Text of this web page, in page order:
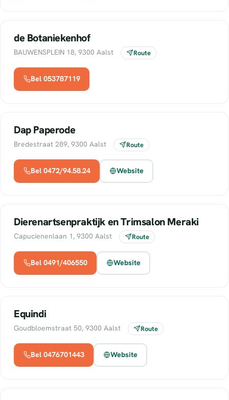
de Botaniekenhof
BAUWENSPLEIN 18, 9300 Aalst Route
Bel 053787119
Dap Paperode
Bredestraat 289, 9300 Aalst Route
Bel 0472/94.58.24 Website
Dierenartsenpraktijk en Trimsalon Meraki
Capucienenlaan 1, 9300 Aalst Route
Bel 0491/406550 Website
Equindi
Goudbloemstraat 50, 9300 Aalst Route
Bel 0476701443 Website